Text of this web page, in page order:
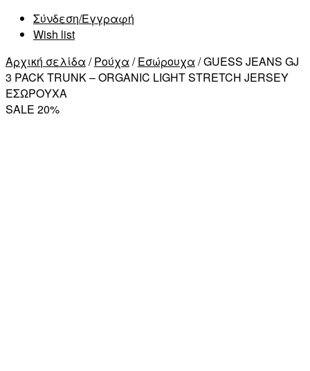
Σύνδεση/Εγγραφή
Wish list
Αρχική σελίδα /Ρούχα /Εσώρουχα / GUESS JEANS GJ
3 PACK TRUNK – ORGANIC LIGHT STRETCH JERSEY
ΕΣΩΡΟΥΧΑ
SALE 20%